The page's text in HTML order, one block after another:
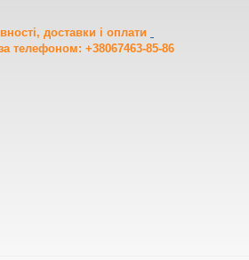
доставки і оплати
телефоном: +38067463-85-86